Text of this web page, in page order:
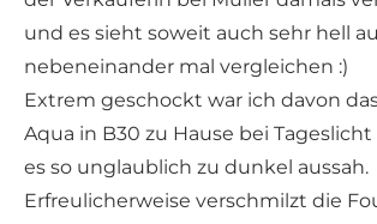
und es sieht soweit auch sehr hell
nebeneinander mal vergleichen :)
Extrem geschockt war ich davon
Aqua in B30 zu Hause bei Tageslicht
es so unglaublich zu dunkel aussah.
Erfreulicherweise verschmilzt die